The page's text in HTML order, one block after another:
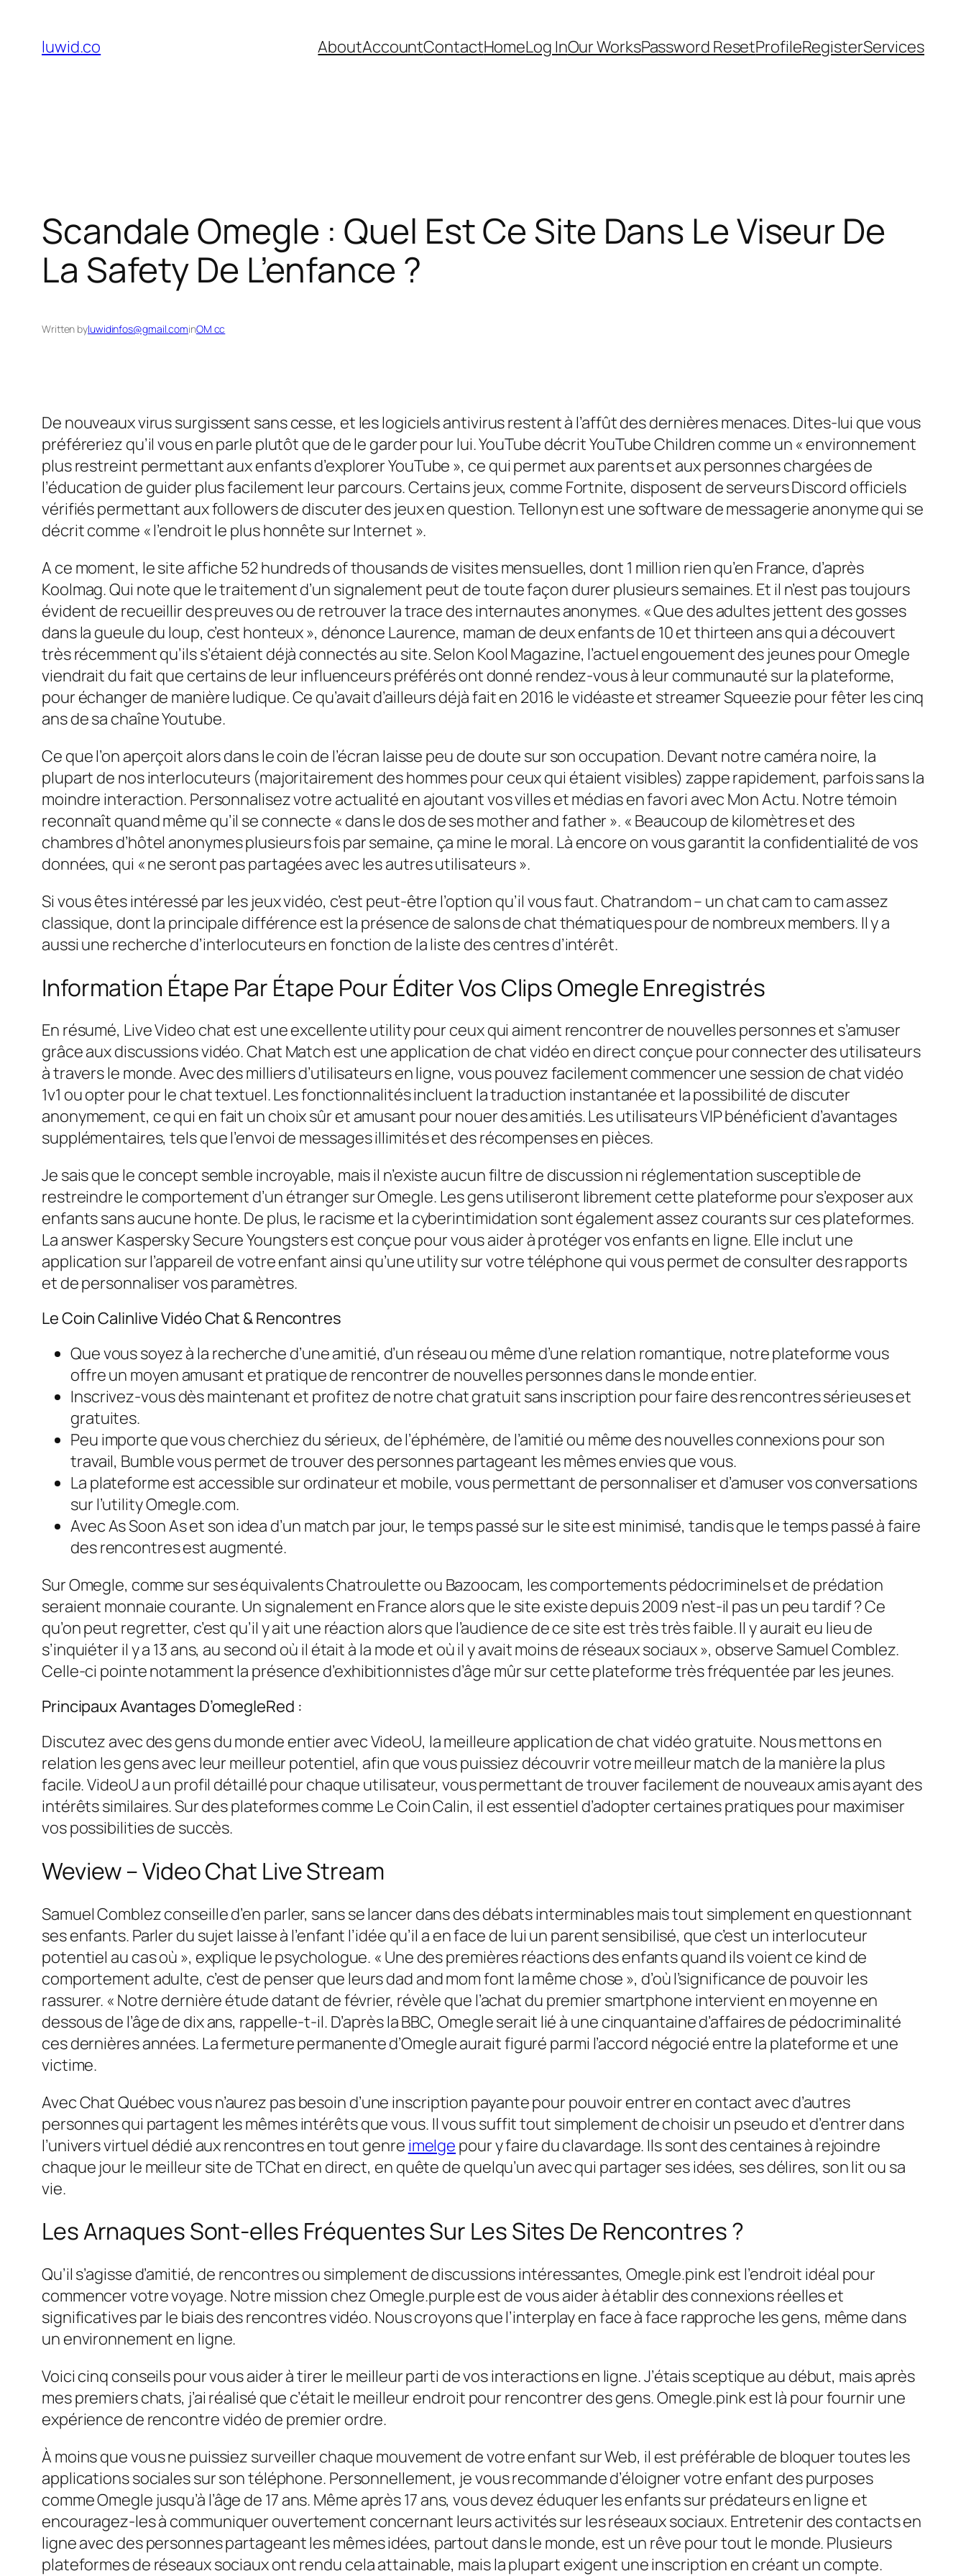
content
luwid.co AboutAccountContactHomeLog InOur WorksPassword ResetProfileRegisterServices
Scandale Omegle : Quel Est Ce Site Dans Le Viseur De
La Safety De L’enfance ?
Written byluwidinfos@gmail.cominOM cc
De nouveaux virus surgissent sans cesse, et les logiciels antivirus restent à l’affût des dernières menaces. Dites-lui que vous
préféreriez qu’il vous en parle plutôt que de le garder pour lui. YouTube décrit YouTube Children comme un « environnement
plus restreint permettant aux enfants d’explorer YouTube », ce qui permet aux parents et aux personnes chargées de
l’éducation de guider plus facilement leur parcours. Certains jeux, comme Fortnite, disposent de serveurs Discord officiels
vérifiés permettant aux followers de discuter des jeux en question. Tellonyn est une software de messagerie anonyme qui se
décrit comme « l’endroit le plus honnête sur Internet ».
A ce moment, le site affiche 52 hundreds of thousands de visites mensuelles, dont 1 million rien qu’en France, d’après
Koolmag. Qui note que le traitement d’un signalement peut de toute façon durer plusieurs semaines. Et il n’est pas toujours
évident de recueillir des preuves ou de retrouver la trace des internautes anonymes. « Que des adultes jettent des gosses
dans la gueule du loup, c’est honteux », dénonce Laurence, maman de deux enfants de 10 et thirteen ans qui a découvert
très récemment qu’ils s’étaient déjà connectés au site. Selon Kool Magazine, l’actuel engouement des jeunes pour Omegle
viendrait du fait que certains de leur influenceurs préférés ont donné rendez-vous à leur communauté sur la plateforme,
pour échanger de manière ludique. Ce qu’avait d’ailleurs déjà fait en 2016 le vidéaste et streamer Squeezie pour fêter les cinq
ans de sa chaîne Youtube.
Ce que l’on aperçoit alors dans le coin de l’écran laisse peu de doute sur son occupation. Devant notre caméra noire, la
plupart de nos interlocuteurs (majoritairement des hommes pour ceux qui étaient visibles) zappe rapidement, parfois sans la
moindre interaction. Personnalisez votre actualité en ajoutant vos villes et médias en favori avec Mon Actu. Notre témoin
reconnaît quand même qu’il se connecte « dans le dos de ses mother and father ». « Beaucoup de kilomètres et des
chambres d’hôtel anonymes plusieurs fois par semaine, ça mine le moral. Là encore on vous garantit la confidentialité de vos
données, qui « ne seront pas partagées avec les autres utilisateurs ».
Si vous êtes intéressé par les jeux vidéo, c’est peut-être l’option qu’il vous faut. Chatrandom – un chat cam to cam assez
classique, dont la principale différence est la présence de salons de chat thématiques pour de nombreux members. Il y a
aussi une recherche d’interlocuteurs en fonction de la liste des centres d’intérêt.
Information Étape Par Étape Pour Éditer Vos Clips Omegle Enregistrés
En résumé, Live Video chat est une excellente utility pour ceux qui aiment rencontrer de nouvelles personnes et s’amuser
grâce aux discussions vidéo. Chat Match est une application de chat vidéo en direct conçue pour connecter des utilisateurs
à travers le monde. Avec des milliers d’utilisateurs en ligne, vous pouvez facilement commencer une session de chat vidéo
1v1 ou opter pour le chat textuel. Les fonctionnalités incluent la traduction instantanée et la possibilité de discuter
anonymement, ce qui en fait un choix sûr et amusant pour nouer des amitiés. Les utilisateurs VIP bénéficient d’avantages
supplémentaires, tels que l’envoi de messages illimités et des récompenses en pièces.
Je sais que le concept semble incroyable, mais il n’existe aucun filtre de discussion ni réglementation susceptible de
restreindre le comportement d’un étranger sur Omegle. Les gens utiliseront librement cette plateforme pour s’exposer aux
enfants sans aucune honte. De plus, le racisme et la cyberintimidation sont également assez courants sur ces plateformes.
La answer Kaspersky Secure Youngsters est conçue pour vous aider à protéger vos enfants en ligne. Elle inclut une
application sur l’appareil de votre enfant ainsi qu’une utility sur votre téléphone qui vous permet de consulter des rapports
et de personnaliser vos paramètres.
Le Coin Calinlive Vidéo Chat & Rencontres
Que vous soyez à la recherche d’une amitié, d’un réseau ou même d’une relation romantique, notre plateforme vous
offre un moyen amusant et pratique de rencontrer de nouvelles personnes dans le monde entier.
Inscrivez-vous dès maintenant et profitez de notre chat gratuit sans inscription pour faire des rencontres sérieuses et
gratuites.
Peu importe que vous cherchiez du sérieux, de l’éphémère, de l’amitié ou même des nouvelles connexions pour son
travail, Bumble vous permet de trouver des personnes partageant les mêmes envies que vous.
La plateforme est accessible sur ordinateur et mobile, vous permettant de personnaliser et d’amuser vos conversations
sur l’utility Omegle.com.
Avec As Soon As et son idea d’un match par jour, le temps passé sur le site est minimisé, tandis que le temps passé à faire
des rencontres est augmenté.
Sur Omegle, comme sur ses équivalents Chatroulette ou Bazoocam, les comportements pédocriminels et de prédation
seraient monnaie courante. Un signalement en France alors que le site existe depuis 2009 n’est-il pas un peu tardif ? Ce
qu’on peut regretter, c’est qu’il y ait une réaction alors que l’audience de ce site est très très faible. Il y aurait eu lieu de
s’inquiéter il y a 13 ans, au second où il était à la mode et où il y avait moins de réseaux sociaux », observe Samuel Comblez.
Celle-ci pointe notamment la présence d’exhibitionnistes d’âge mûr sur cette plateforme très fréquentée par les jeunes.
Principaux Avantages D’omegleRed :
Discutez avec des gens du monde entier avec VideoU, la meilleure application de chat vidéo gratuite. Nous mettons en
relation les gens avec leur meilleur potentiel, afin que vous puissiez découvrir votre meilleur match de la manière la plus
facile. VideoU a un profil détaillé pour chaque utilisateur, vous permettant de trouver facilement de nouveaux amis ayant des
intérêts similaires. Sur des plateformes comme Le Coin Calin, il est essentiel d’adopter certaines pratiques pour maximiser
vos possibilities de succès.
Weview – Video Chat Live Stream
Samuel Comblez conseille d’en parler, sans se lancer dans des débats interminables mais tout simplement en questionnant
ses enfants. Parler du sujet laisse à l’enfant l’idée qu’il a en face de lui un parent sensibilisé, que c’est un interlocuteur
potentiel au cas où », explique le psychologue. « Une des premières réactions des enfants quand ils voient ce kind de
comportement adulte, c’est de penser que leurs dad and mom font la même chose », d’où l’significance de pouvoir les
rassurer. « Notre dernière étude datant de février, révèle que l’achat du premier smartphone intervient en moyenne en
dessous de l’âge de dix ans, rappelle-t-il. D’après la BBC, Omegle serait lié à une cinquantaine d’affaires de pédocriminalité
ces dernières années. La fermeture permanente d’Omegle aurait figuré parmi l’accord négocié entre la plateforme et une
victime.
Avec Chat Québec vous n’aurez pas besoin d’une inscription payante pour pouvoir entrer en contact avec d’autres
personnes qui partagent les mêmes intérêts que vous. Il vous suffit tout simplement de choisir un pseudo et d’entrer dans
l’univers virtuel dédié aux rencontres en tout genre imelge pour y faire du clavardage. Ils sont des centaines à rejoindre
chaque jour le meilleur site de TChat en direct, en quête de quelqu’un avec qui partager ses idées, ses délires, son lit ou sa
vie.
Les Arnaques Sont-elles Fréquentes Sur Les Sites De Rencontres ?
Qu’il s’agisse d’amitié, de rencontres ou simplement de discussions intéressantes, Omegle.pink est l’endroit idéal pour
commencer votre voyage. Notre mission chez Omegle.purple est de vous aider à établir des connexions réelles et
significatives par le biais des rencontres vidéo. Nous croyons que l’interplay en face à face rapproche les gens, même dans
un environnement en ligne.
Voici cinq conseils pour vous aider à tirer le meilleur parti de vos interactions en ligne. J’étais sceptique au début, mais après
mes premiers chats, j’ai réalisé que c’était le meilleur endroit pour rencontrer des gens. Omegle.pink est là pour fournir une
expérience de rencontre vidéo de premier ordre.
À moins que vous ne puissiez surveiller chaque mouvement de votre enfant sur Web, il est préférable de bloquer toutes les
applications sociales sur son téléphone. Personnellement, je vous recommande d’éloigner votre enfant des purposes
comme Omegle jusqu’à l’âge de 17 ans. Même après 17 ans, vous devez éduquer les enfants sur prédateurs en ligne et
encouragez-les à communiquer ouvertement concernant leurs activités sur les réseaux sociaux. Entretenir des contacts en
ligne avec des personnes partageant les mêmes idées, partout dans le monde, est un rêve pour tout le monde. Plusieurs
plateformes de réseaux sociaux ont rendu cela attainable, mais la plupart exigent une inscription en créant un compte.